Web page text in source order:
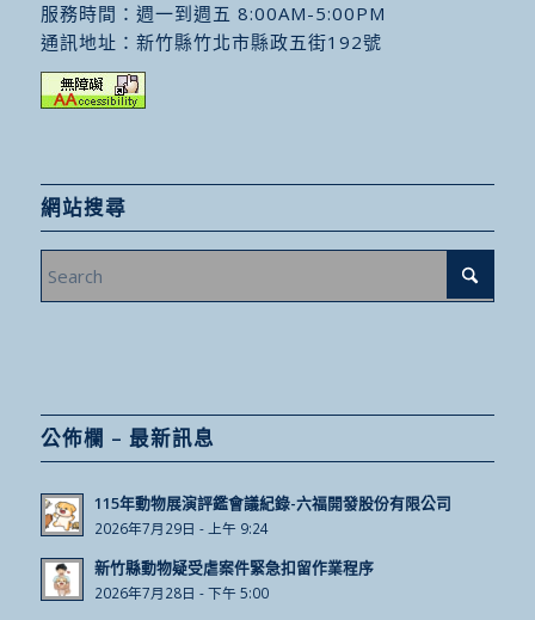
服務時間：週一到週五 8:00AM-5:00PM
通訊地址： 新竹縣竹北市縣政五街192號
網站搜尋
公佈欄 – 最新訊息
115年動物展演評鑑會議紀錄-六福開發股份有限公司
2026年7月29日 - 上午 9:24
新竹縣動物疑受虐案件緊急扣留作業程序
2026年7月28日 - 下午 5:00